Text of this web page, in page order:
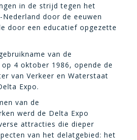
in de strijd tegen het
door de eeuwen
door een educatief opgezette
van de
4 oktober 1986, opende de
van Verkeer en Waterstaat
Expo.
van de
werd de Delta Expo
attracties die dieper
van het delatgebied: het